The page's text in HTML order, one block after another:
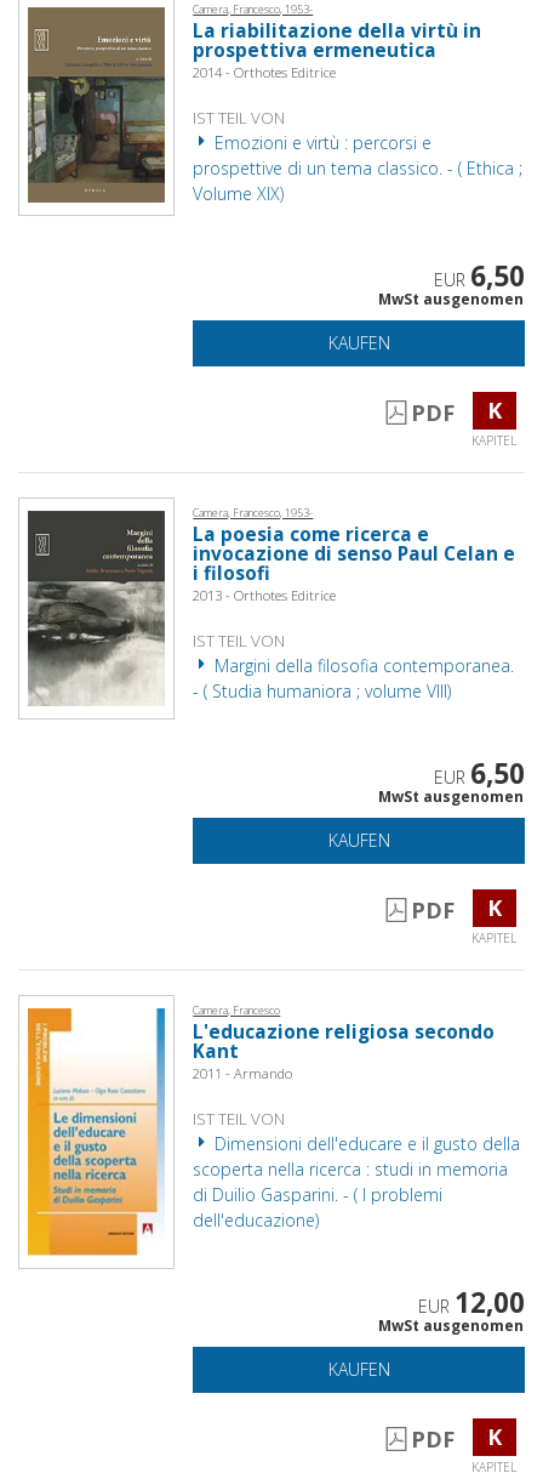
Camera, Francesco, 1953-
La riabilitazione della virtù in
prospettiva ermeneutica
2014 - Orthotes Editrice
IST TEIL VON
Emozioni e virtù : percorsi e
prospettive di un tema classico. - ( Ethica ;
Volume XIX)
EUR 6,50
MwSt ausgenomen
KAUFEN
PDF K
KAPITEL
Camera, Francesco, 1953-
La poesia come ricerca e
invocazione di senso Paul Celan e
i filosofi
2013 - Orthotes Editrice
IST TEIL VON
Margini della filosofia contemporanea.
- ( Studia humaniora ; volume VIII)
EUR 6,50
MwSt ausgenomen
KAUFEN
PDF K
KAPITEL
Camera, Francesco
L'educazione religiosa secondo
Kant
2011 - Armando
IST TEIL VON
Dimensioni dell'educare e il gusto della
scoperta nella ricerca : studi in memoria
di Duilio Gasparini. - ( I problemi
dell'educazione)
EUR 12,00
MwSt ausgenomen
KAUFEN
PDF K
KAPITEL